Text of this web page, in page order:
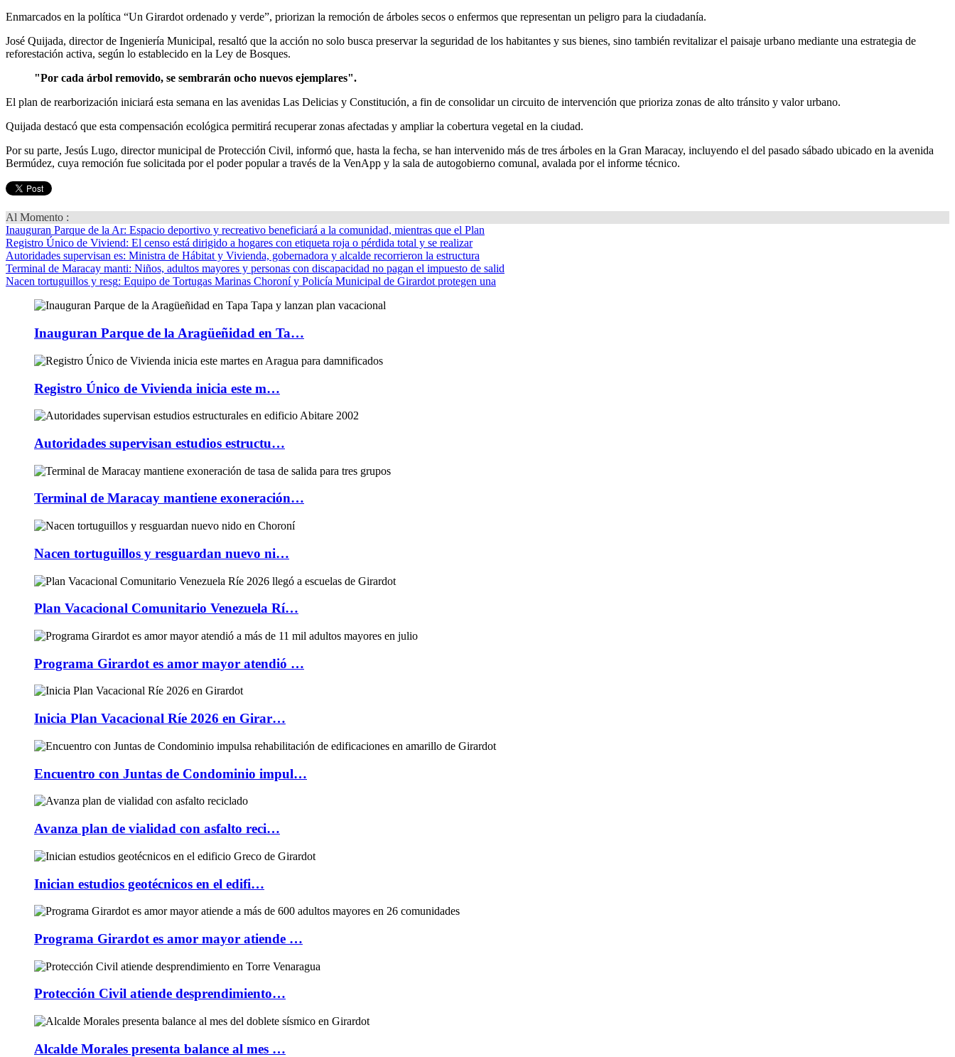
Enmarcados en la política “Un Girardot ordenado y verde”, priorizan la remoción de árboles secos o enfermos que representan un peligro para la ciudadanía.
José Quijada, director de Ingeniería Municipal, resaltó que la acción no solo busca preservar la seguridad de los habitantes y sus bienes, sino también revitalizar el paisaje urbano mediante una estrategia de
reforestación activa, según lo establecido en la Ley de Bosques.
"Por cada árbol removido, se sembrarán ocho nuevos ejemplares".
El plan de rearborización iniciará esta semana en las avenidas Las Delicias y Constitución, a fin de consolidar un circuito de intervención que prioriza zonas de alto tránsito y valor urbano.
Quijada destacó que esta compensación ecológica permitirá recuperar zonas afectadas y ampliar la cobertura vegetal en la ciudad.
Por su parte, Jesús Lugo, director municipal de Protección Civil, informó que, hasta la fecha, se han intervenido más de tres árboles en la Gran Maracay, incluyendo el del pasado sábado ubicado en la avenida
Bermúdez, cuya remoción fue solicitada por el poder popular a través de la VenApp y la sala de autogobierno comunal, avalada por el informe técnico.
Al Momento :
Inauguran Parque de la Ar: Espacio deportivo y recreativo beneficiará a la comunidad, mientras que el Plan
Registro Único de Viviend: El censo está dirigido a hogares con etiqueta roja o pérdida total y se realizar
Autoridades supervisan es: Ministra de Hábitat y Vivienda, gobernadora y alcalde recorrieron la estructura
Terminal de Maracay manti: Niños, adultos mayores y personas con discapacidad no pagan el impuesto de salid
Nacen tortuguillos y resg: Equipo de Tortugas Marinas Choroní y Policía Municipal de Girardot protegen una
Inauguran Parque de la Aragüeñidad en Ta…
Registro Único de Vivienda inicia este m…
Autoridades supervisan estudios estructu…
Terminal de Maracay mantiene exoneración…
Nacen tortuguillos y resguardan nuevo ni…
Plan Vacacional Comunitario Venezuela Rí…
Programa Girardot es amor mayor atendió …
Inicia Plan Vacacional Ríe 2026 en Girar…
Encuentro con Juntas de Condominio impul…
Avanza plan de vialidad con asfalto reci…
Inician estudios geotécnicos en el edifi…
Programa Girardot es amor mayor atiende …
Protección Civil atiende desprendimiento…
Alcalde Morales presenta balance al mes …